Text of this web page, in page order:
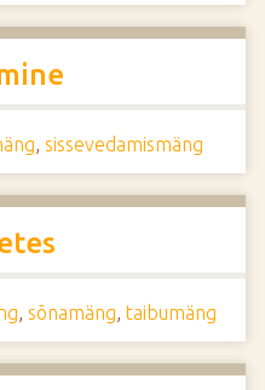
, sissevedamismäng
, sõnamäng, taibumäng